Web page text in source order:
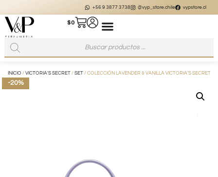
+56 9 3877 3738 @vyp_store.chile vypstore.cl
$0
INICIO / VICTORIA'S SECRET/ SET/ COLECCIÓN LAVENDER & VANILLA VICTORIA’S SECRET
-20%